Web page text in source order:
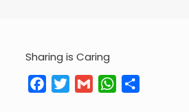
Sharing is Caring
FacebookTwitterGmail WhatsApp